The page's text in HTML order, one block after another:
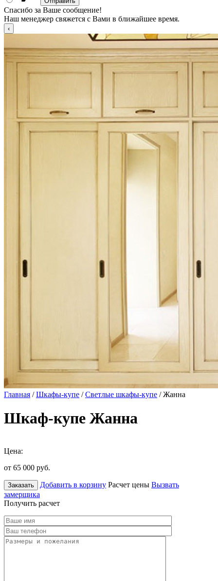
Спасибо за Ваше сообщение!
Наш менеджер свяжется с Вами в ближайшее время.
Главная /Шкафы-купе /Светлые шкафы-купе / Жанна
Шкаф-купе Жанна
Цена:
от 65 000 руб.
Заказать Добавить в корзину Расчет цены Вызвать
замерщика
Получить расчет